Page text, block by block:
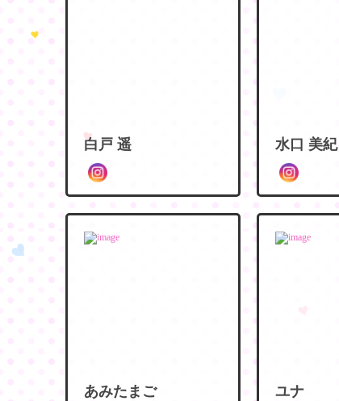
白戸 遥 水口 美紀
あみたまご ユナ